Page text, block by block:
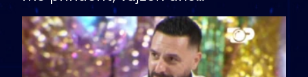
bashkëshorten: S’kemi ndonjë letër
divorci apo jo?